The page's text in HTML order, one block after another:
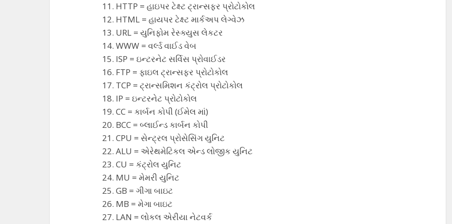
HTTP = હાઇપર ટેક્ષ્ટ ટ્રાન્સફર પ્રોટોકોલ
HTML = હાયપર ટેક્ષ્ટ માર્કઅપ લેગ્વેઝ
URL = યુનિફોમ રેસ્ક્યુસ લેકટર
WWW = વર્લ્ડ વાઈડ વેબ
ISP = ઇન્ટરનેટ સર્વિસ પ્રોવાઈડર
FTP = ફાઇલ ટ્રાન્સફર પ્રોટોકોલ
TCP = ટ્રાન્સમિશન કંટ્રોલ પ્રોટોકોલ
IP = ઇન્ટરનેટ પ્રોટોકોલ
CC = કાર્બન કોપી (ઈમેલ માં)
BCC = બ્લાઈન્ડ કાર્બન કોપી
CPU = સેન્ટ્રલ પ્રોસેસિંગ યુનિટ
ALU = એરેથમેટિકલ એન્ડ લોજીક યુનિટ
CU = કંટ્રોલ યુનિટ
MU = મેમરી યુનિટ
GB = ગીગા બાઇટ
MB = મેગા બાઇટ
LAN = લોકલ એરીયા નેટવર્ક